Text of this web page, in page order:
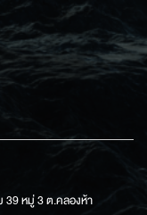
39 หมู่ 3 ต.คลองห้า